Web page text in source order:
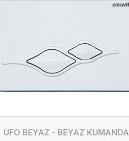
UFO BEYAZ - BEYAZ KUMANDA